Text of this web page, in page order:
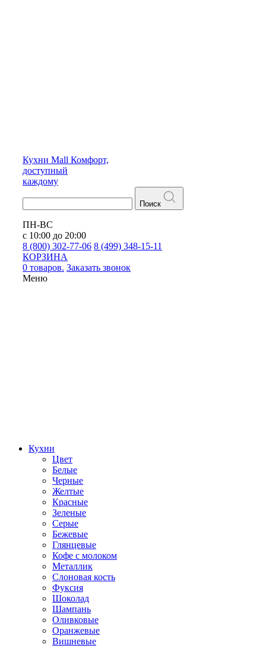
Кухни Mall Комфорт,
доступный
каждому
Поиск
ПН-ВС
с 10:00 до 20:00
8 (800) 302-77-06 8 (499) 348-15-11
КОРЗИНА
0 товаров. Заказать звонок
Меню
Кухни
Цвет
Белые
Черные
Желтые
Красные
Зеленые
Серые
Бежевые
Глянцевые
Кофе с молоком
Металлик
Слоновая кость
Фуксия
Шоколад
Шампань
Оливковые
Оранжевые
Вишневые